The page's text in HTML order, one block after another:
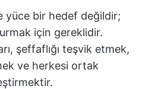
yüce bir hedef değildir;
için gereklidir.
şeffaflığı teşvik etmek,
ve herkesi ortak